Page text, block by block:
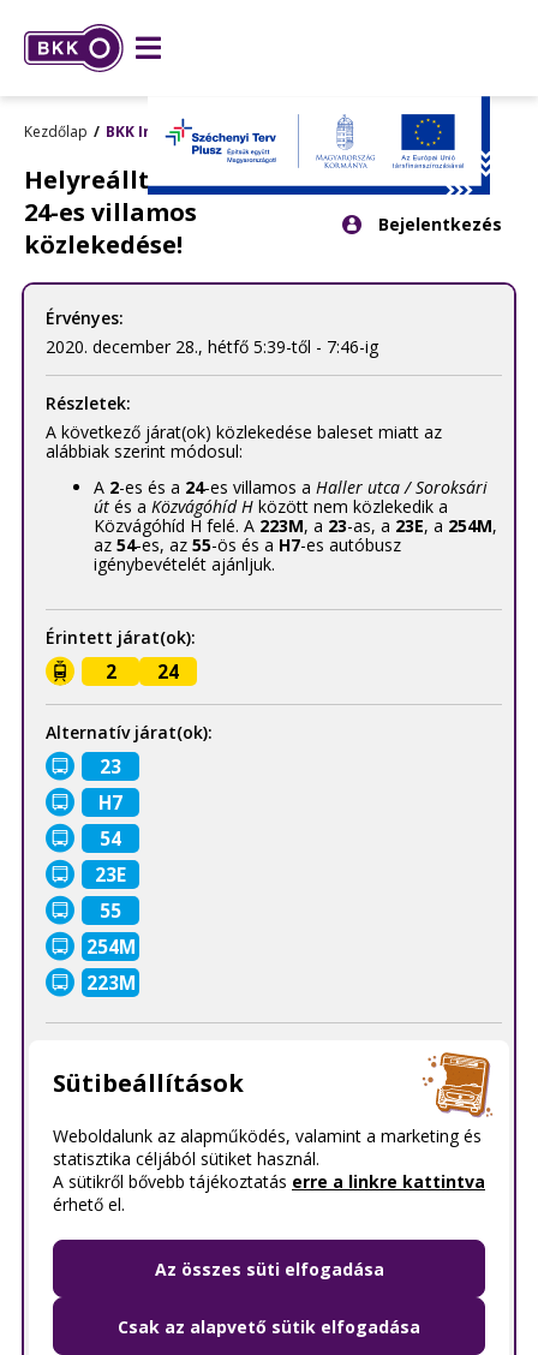
Kezdőlap BKK Info
Helyreállt a 2-es és a
24-es villamos
közlekedése!
Bejelentkezés
ide
Érvényes:
2020. december 28., hétfő 5:39-től - 7:46-ig
Részletek:
A következő járat(ok) közlekedése baleset miatt az
alábbiak szerint módosul:
A 2-es és a 24-es villamos a Haller utca / Soroksári
út és a Közvágóhíd H között nem közlekedik a
Közvágóhíd H felé. A 223M, a 23-as, a 23E, a 254M,
az 54-es, az 55-ös és a H7-es autóbusz
igénybevételét ajánljuk.
Érintett járat(ok):
2 24
Alternatív járat(ok):
23
H7
54
23E
55
254M
223M
Sütibeállítások
Weboldalunk az alapműködés, valamint a marketing és
statisztika céljából sütiket használ.
A sütikről bővebb tájékoztatás erre a linkre kattintva
érhető el.
Az összes süti elfogadása
Csak az alapvető sütik elfogadása